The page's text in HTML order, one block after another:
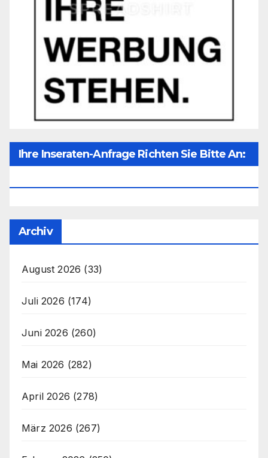
Ihre Inseraten-Anfrage Richten Sie Bitte An:
Archiv
August 2026 (33)
Juli 2026 (174)
Juni 2026 (260)
Mai 2026 (282)
April 2026 (278)
März 2026 (267)